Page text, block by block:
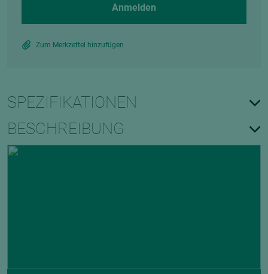
Anmelden
Zum Merkzettel hinzufügen
SPEZIFIKATIONEN
BESCHREIBUNG